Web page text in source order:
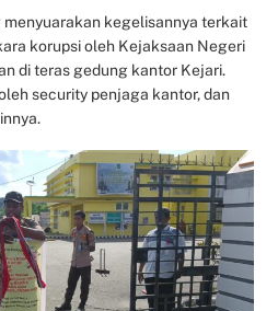
menyuarakan kegelisannya terkait
korupsi oleh Kejaksaan Negeri
di teras gedung kantor Kejari.
security penjaga kantor, dan